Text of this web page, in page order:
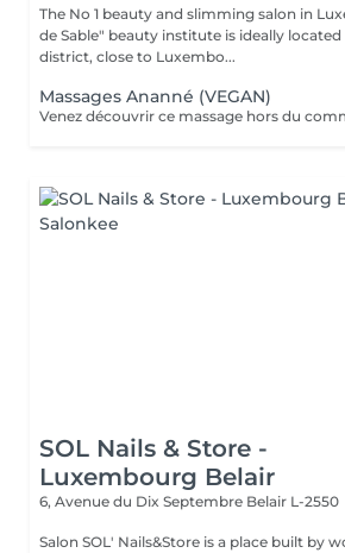
The No 1 beauty and slimming salon in
de Sable" beauty institute is ideally
district, close to Luxembo...
Massages Ananné (VEGAN)
SOL Nails & Store -
Luxembourg Belair
6, Avenue du Dix Septembre Belair L-2550
Salon SOL' Nails&Store is a place built by